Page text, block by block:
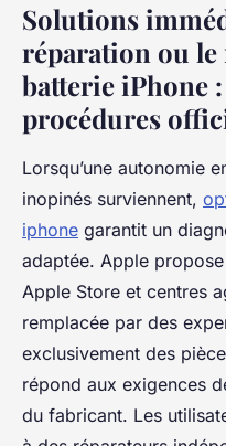
Solutions
réparation ou le
batterie iPhone
procédures
Lorsqu’une autonomie
inopinés surviennent,
iphone garantit un
adaptée. Apple
Apple Store et centres
remplacée par des
exclusivement des
répond aux exigences
du fabricant. Les